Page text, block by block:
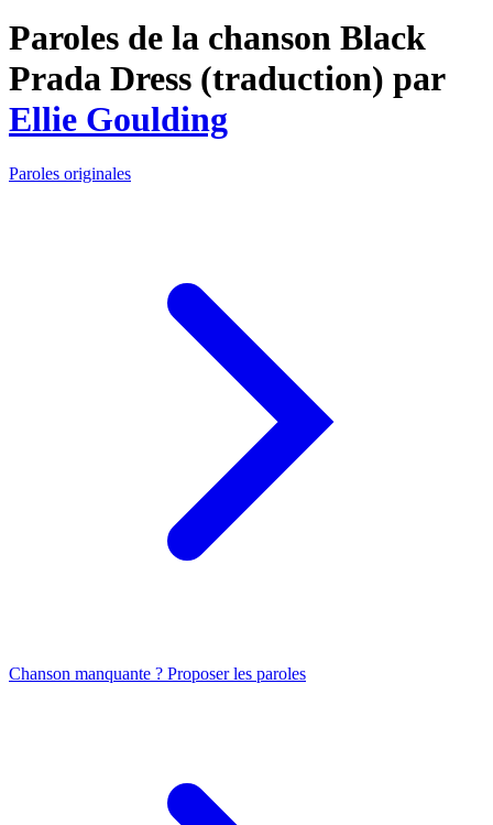
Paroles de la chanson Black
Prada Dress (traduction) par
Ellie Goulding
Paroles originales
Chanson manquante ? Proposer les paroles